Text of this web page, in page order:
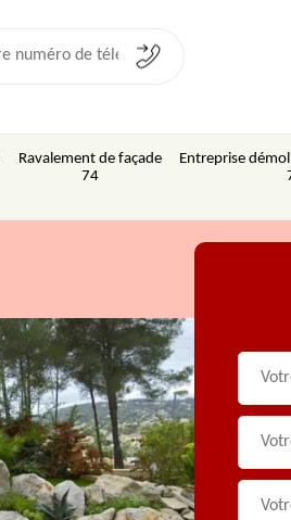
Ravalement de façade
74
Entreprise